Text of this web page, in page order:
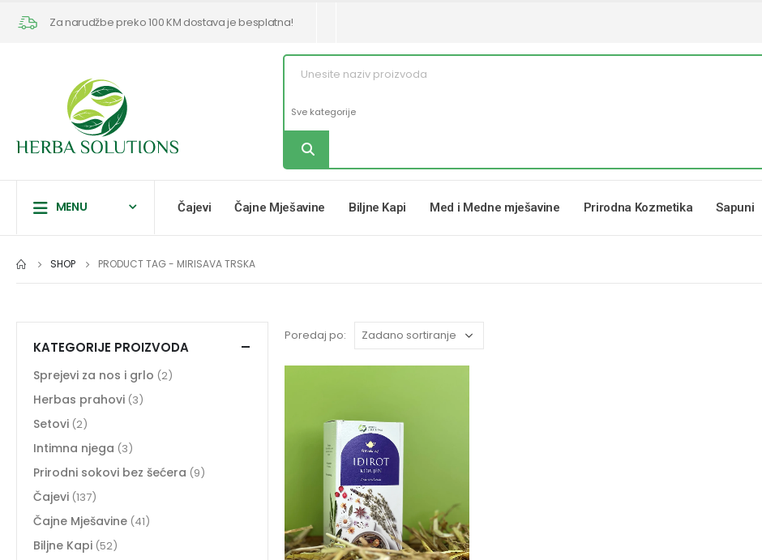
Za narudžbe preko 100 KM dostava je besplatna!
MENU Čajevi Čajne Mješavine Biljne Kapi Med i Medne mješavine Prirodna Kozmetika Sapuni
SHOP PRODUCT TAG - MIRISAVA TRSKA
Poredaj po:
KATEGORIJE PROIZVODA
Sprejevi za nos i grlo (2)
Herbas prahovi (3)
Setovi (2)
Intimna njega (3)
Prirodni sokovi bez šećera (9)
Čajevi (137)
Čajne Mješavine (41)
Biljne Kapi (52)